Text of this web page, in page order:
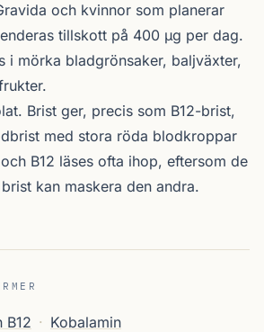
och kvinnor som planerar
tillskott på 400 µg per dag.
i mörka bladgrönsaker, baljväxter,
Brist ger, precis som B12-brist,
med stora röda blodkroppar
B12 läses ofta ihop, eftersom de
kan maskera den andra.
B12 · Kobalamin